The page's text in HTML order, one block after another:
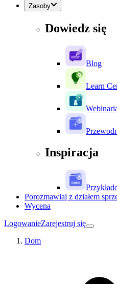
Zasoby
Dowiedz się
Blog
Learn
Inspiracja
Porozmawiaj z działem
Wycena
LogowanieZarejestruj się
Dom